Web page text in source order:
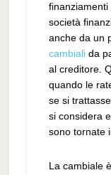
società
anche da un
cambialida
al creditore.
quando le
se si
si considera
sono tornate
La cambiale